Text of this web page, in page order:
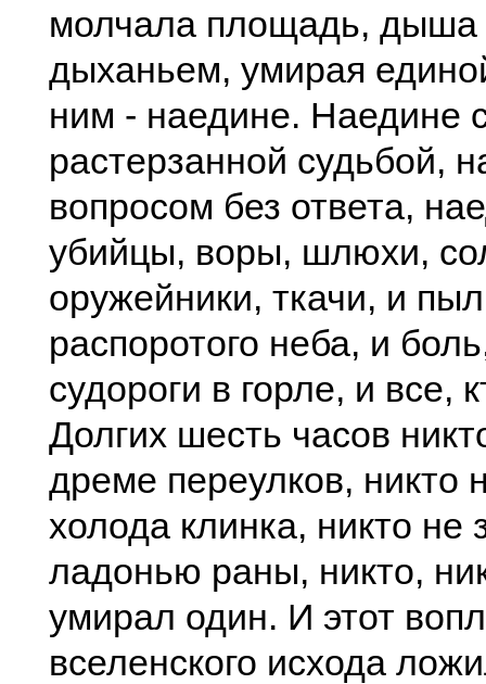
молчала площадь, дыша
дыханьем, умирая
ним - наедине. Наедине
растерзанной судьбой,
вопросом без ответа,
убийцы, воры, шлюхи,
оружейники, ткачи, и
распоротого неба, и
судороги в горле, и все,
Долгих шесть часов
дреме переулков, никто
холода клинка, никто не
ладонью раны, никто,
умирал один. И этот
вселенского исхода